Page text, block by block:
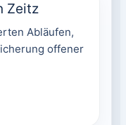
Zeitz
Abläufen,
offener